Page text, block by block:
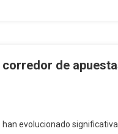
de
han evolucionado